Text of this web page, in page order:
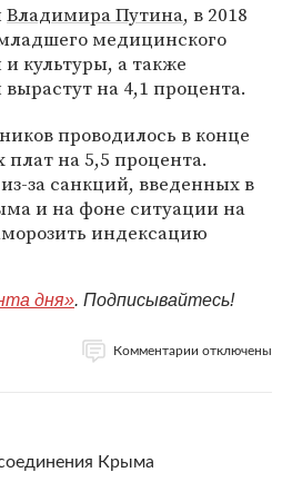
Владимира Путина, в 2018
медицинского
культуры, а также
на 4,1 процента.
проводилось в конце
плат на 5,5 процента.
за санкций, введенных в
и на фоне ситуации на
индексацию
дня». Подписывайтесь!
Комментарии отключены
Крыма